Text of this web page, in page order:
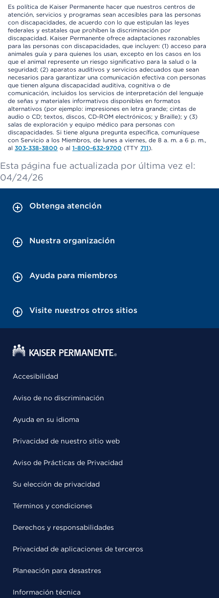
Es política de Kaiser Permanente hacer que nuestros centros de
atención, servicios y programas sean accesibles para las personas
con discapacidades, de acuerdo con lo que estipulan las leyes
federales y estatales que prohíben la discriminación por
discapacidad. Kaiser Permanente ofrece adaptaciones razonables
para las personas con discapacidades, que incluyen: (1) acceso para
animales guía y para quienes los usan, excepto en los casos en los
que el animal represente un riesgo significativo para la salud o la
seguridad; (2) aparatos auditivos y servicios adecuados que sean
necesarios para garantizar una comunicación efectiva con personas
que tienen alguna discapacidad auditiva, cognitiva o de
comunicación, incluidos los servicios de interpretación del lenguaje
de señas y materiales informativos disponibles en formatos
alternativos (por ejemplo: impresiones en letra grande; cintas de
audio o CD; textos, discos, CD-ROM electrónicos; y Braille); y (3)
salas de exploración y equipo médico para personas con
discapacidades. Si tiene alguna pregunta específica, comuníquese
con Servicio a los Miembros, de lunes a viernes, de 8 a. m. a 6 p. m.,
al 303-338-3800 o al 1-800-632-9700 (TTY 711).
Esta página fue actualizada por última vez el:
04/24/26
Obtenga atención
Nuestra organización
Ayuda para miembros
Visite nuestros otros sitios
Accesibilidad
Aviso de no discriminación
Ayuda en su idioma
Privacidad de nuestro sitio web
Aviso de Prácticas de Privacidad
Su elección de privacidad
Términos y condiciones
Derechos y responsabilidades
Privacidad de aplicaciones de terceros
Planeación para desastres
Información técnica